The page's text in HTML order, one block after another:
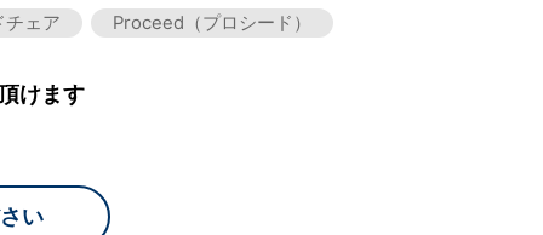
チェア
Proceed（プロシード）
けます
い